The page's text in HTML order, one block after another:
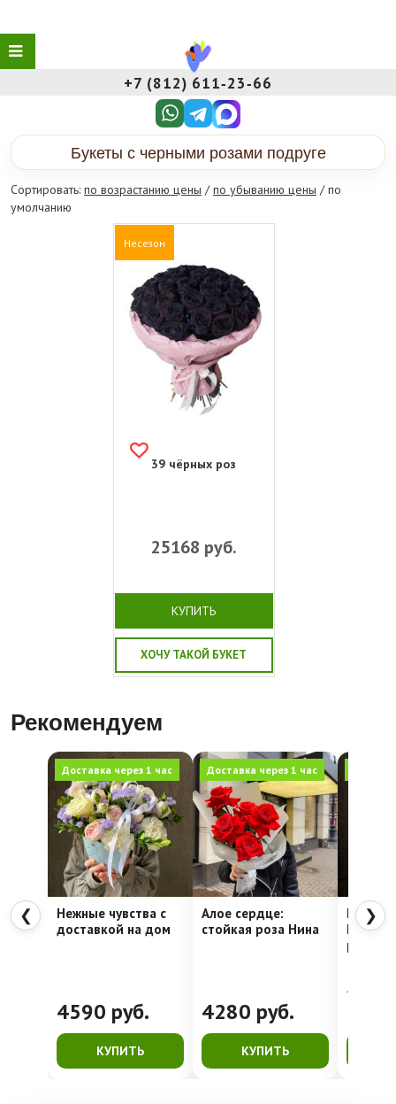
+7 (812) 611‑23‑66
Букеты с черными розами подруге
Сортировать: по возрастанию цены /по убыванию цены / по
умолчанию
Несезон
39 чёрных роз
25168 руб.
КУПИТЬ
ХОЧУ ТАКОЙ БУКЕТ
Рекомендуем
❮
Доставка через 1 час
Нежные чувства с
доставкой на дом
4590 руб.
КУПИТЬ
Доставка через 1 час
Алое сердце:
стойкая роза Нина
4280 руб.
КУПИТЬ
Недели
4762
❯